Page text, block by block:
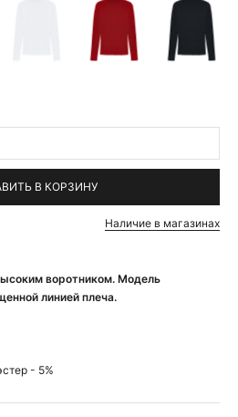
воротником. Модель
линией плеча.
- 5%
В КОРЗИНУ
Наличие в магазинах